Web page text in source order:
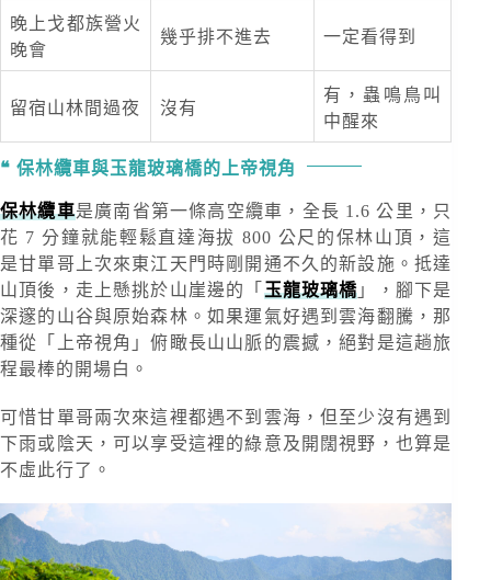
晚上戈都族營火
晚會
幾乎排不進去 一定看得到
留宿山林間過夜 沒有
有，蟲鳴鳥叫
中醒來
保林纜車與玉龍玻璃橋的上帝視角
保林纜車是廣南省第一條高空纜車，全長 1.6 公里，只
花 7 分鐘就能輕鬆直達海拔 800 公尺的保林山頂，這
是甘單哥上次來東江天門時剛開通不久的新設施。抵達
山頂後，走上懸挑於山崖邊的「 玉龍玻璃橋 」，腳下是
深邃的山谷與原始森林。如果運氣好遇到雲海翻騰，那
種從「上帝視角」俯瞰長山山脈的震撼，絕對是這趟旅
程最棒的開場白。
可惜甘單哥兩次來這裡都遇不到雲海，但至少沒有遇到
下雨或陰天，可以享受這裡的綠意及開闊視野，也算是
不虛此行了。